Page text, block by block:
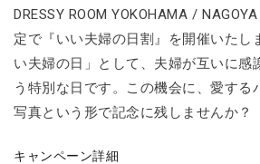
DRESSY ROOM YOKOHAMA /
定で『いい夫婦の日割』を開催いたし
い夫婦の日」として、夫婦が互いに感
う特別な日です。この機会に、愛する
写真という形で記念に残しませんか？
キャンペーン詳細